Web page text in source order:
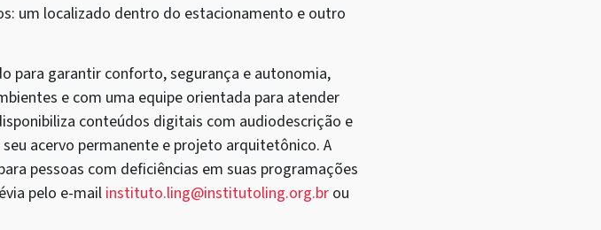
um localizado dentro do estacionamento e outro
para garantir conforto, segurança e autonomia,
e com uma equipe orientada para atender
conteúdos digitais com audiodescrição e
acervo permanente e projeto arquitetônico. A
pessoas com deficiências em suas programações
pelo e-mailinstituto.ling@institutoling.org.br ou